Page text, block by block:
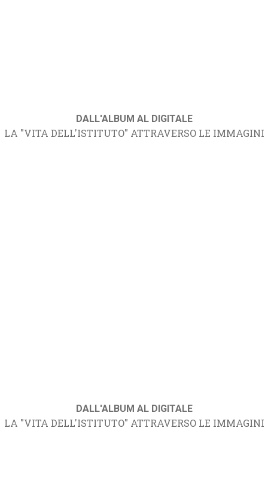
DALL'ALBUM AL DIGITALE
LA "VITA DELL'ISTITUTO" ATTRAVERSO LE IMMAGINI
DALL'ALBUM AL DIGITALE
LA "VITA DELL'ISTITUTO" ATTRAVERSO LE IMMAGINI